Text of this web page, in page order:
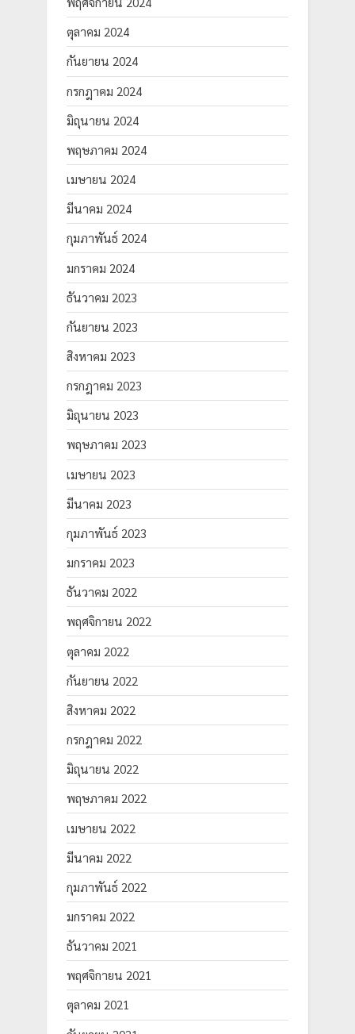
ตุลาคม 2024
กันยายน 2024
กรกฎาคม 2024
มิถุนายน 2024
พฤษภาคม 2024
เมษายน 2024
มีนาคม 2024
กุมภาพันธ์ 2024
มกราคม 2024
ธันวาคม 2023
กันยายน 2023
สิงหาคม 2023
กรกฎาคม 2023
มิถุนายน 2023
พฤษภาคม 2023
เมษายน 2023
มีนาคม 2023
กุมภาพันธ์ 2023
มกราคม 2023
ธันวาคม 2022
พฤศจิกายน 2022
ตุลาคม 2022
กันยายน 2022
สิงหาคม 2022
กรกฎาคม 2022
มิถุนายน 2022
พฤษภาคม 2022
เมษายน 2022
มีนาคม 2022
กุมภาพันธ์ 2022
มกราคม 2022
ธันวาคม 2021
พฤศจิกายน 2021
ตุลาคม 2021